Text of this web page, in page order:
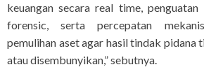
keuangan secara real time, penguatan
forensic, serta percepatan
pemulihan aset agar hasil tindak pidana
atau disembunyikan,” sebutnya.